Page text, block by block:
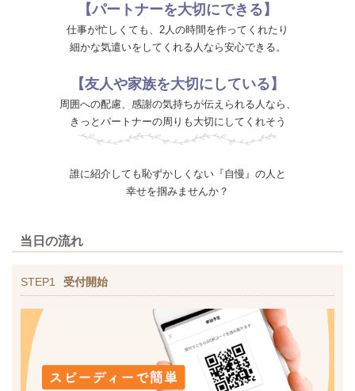
【パートナーを大切にできる】
仕事が忙しくても、2人の時間を作ってくれたり
細かな気遣いをしてくれる人なら安心できる。
【友人や家族を大切にしている】
周囲への配慮、感謝の気持ちが伝えられる人なら、
きっとパートナーの周りも大切にしてくれそう
誰に紹介しても恥ずかしくない『自慢』の人と
幸せを掴みませんか？
当日の流れ
STEP1 受付開始